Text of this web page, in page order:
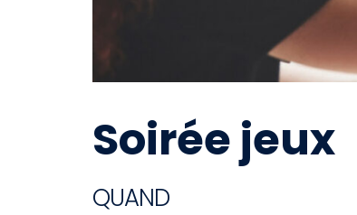
Soirée jeux
QUAND